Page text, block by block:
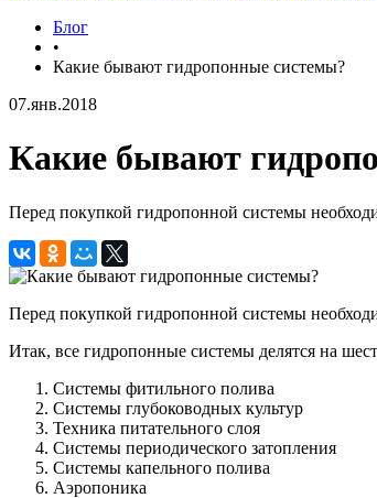
Блог
•
Какие бывают гидропонные системы?
07.янв.2018
Какие бывают
Перед покупкой гидропонной системы
Перед покупкой гидропонной системы
Итак, все гидропонные системы делятся на
Системы фитильного полива
Системы глубоководных культур
Техника питательного слоя
Системы периодического затопления
Системы капельного полива
Аэропоника